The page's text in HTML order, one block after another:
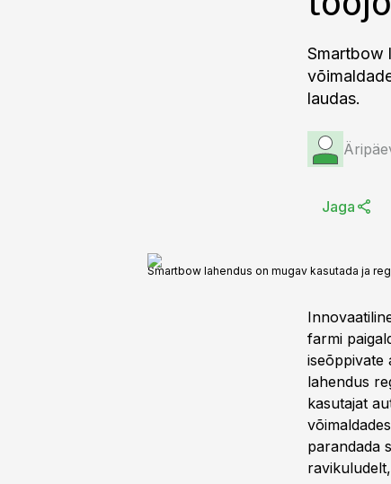
Smartbow
laudas.
Jaga
Smartbow lahendus on mugav kasutada ja
farmi
iseõppivate
lahendus
kasutajat
parandada